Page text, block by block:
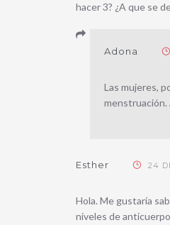
hacer 3? ¿A que se
Adona
Las mujeres,
Esther 24
Hola. Me gustaría
niveles de